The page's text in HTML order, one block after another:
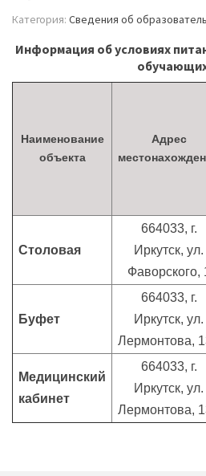
Категория: Сведения об
Информация об условиях
Наименование
объекта
Адрес
Столовая
664033, г.
Иркутск, ул.
Фаворского,
Буфет
664033, г.
Иркутск, ул.
Лермонтова,
Медицинский
кабинет
664033, г.
Иркутск, ул.
Лермонтова,